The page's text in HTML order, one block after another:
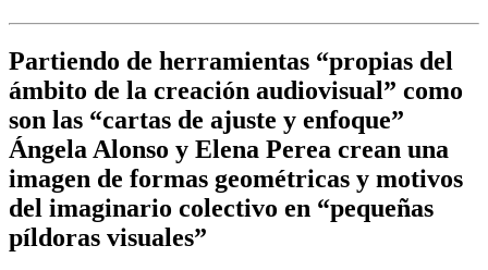
Partiendo de herramientas “propias del
ámbito de la creación audiovisual” como
son las “cartas de ajuste y enfoque”
Ángela Alonso y Elena Perea crean una
imagen de formas geométricas y motivos
del imaginario colectivo en “pequeñas
píldoras visuales”